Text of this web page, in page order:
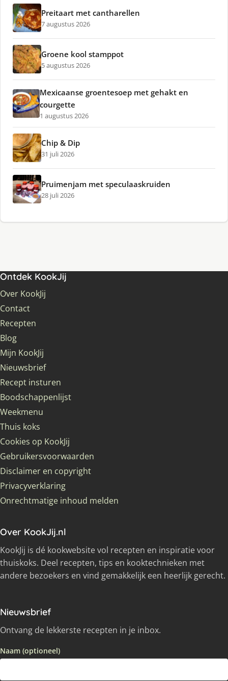
Preitaart met cantharellen
7 augustus 2026
Groene kool stamppot
5 augustus 2026
Mexicaanse groentesoep met gehakt en
courgette
1 augustus 2026
Chip & Dip
31 juli 2026
Pruimenjam met speculaaskruiden
28 juli 2026
Ontdek KookJij
Over KookJij
Contact
Recepten
Blog
Mijn KookJij
Nieuwsbrief
Recept insturen
Boodschappenlijst
Weekmenu
Thuis koks
Cookies op KookJij
Gebruikersvoorwaarden
Disclaimer en copyright
Privacyverklaring
Onrechtmatige inhoud melden
Over KookJij.nl
KookJij is dé kookwebsite vol recepten en inspiratie voor
thuiskoks. Deel recepten, tips en kooktechnieken met
andere bezoekers en vind gemakkelijk een heerlijk gerecht.
Nieuwsbrief
Ontvang de lekkerste recepten in je inbox.
Naam (optioneel)